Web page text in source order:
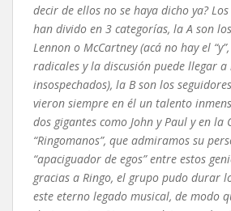
decir de ellos no se haya dicho ya?
han divido en 3 categorías, la A son
Lennon o McCartney (acá no hay el
radicales y la discusión puede llegar
insospechados), la B son los
vieron siempre en él un talento
dos gigantes como John y Paul y en la
“Ringomanos”, que admiramos su
“apaciguador de egos” entre estos
gracias a Ringo, el grupo pudo durar
este eterno legado musical, de modo